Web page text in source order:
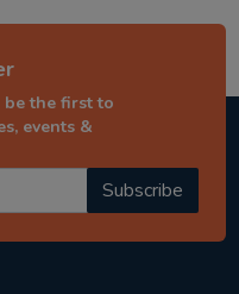
be the first to
events &
Subscribe